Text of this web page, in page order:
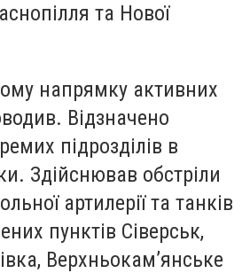
та Нової
напрямку активних
Відзначено
підрозділів в
Здійснював обстріли
артилерії та танків
пунктів Сіверськ,
Верхньокам’янське